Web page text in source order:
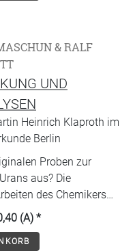
& RALF
UND
Heinrich Klaproth im
Berlin
Proben zur
aus? Die
des Chemikers
werden mit den
Sammlung verknüpft.
(A) *